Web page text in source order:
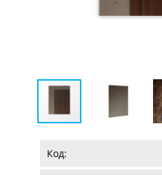
Код: